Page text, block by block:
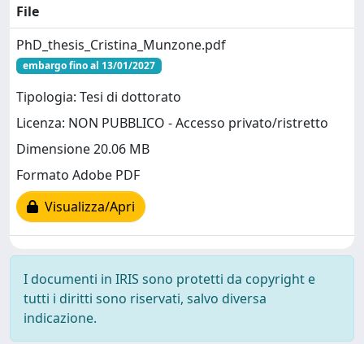
File
PhD_thesis_Cristina_Munzone.pdf
embargo fino al 13/01/2027
Tipologia: Tesi di dottorato
Licenza: NON PUBBLICO - Accesso privato/ristretto
Dimensione 20.06 MB
Formato Adobe PDF
Visualizza/Apri
I documenti in IRIS sono protetti da copyright e
tutti i diritti sono riservati, salvo diversa
indicazione.